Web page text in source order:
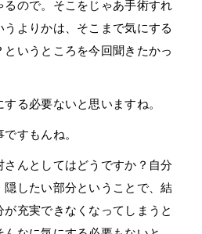
るので。そこをじゃあ手術すれ
よりかは、そこまで気にする
いうところを今回聞きたかっ
する必要ないと思いますね。
すもんね。
さんとしてはどうですか？自分
隠したい部分ということで、結
充実できなくなってしまうと